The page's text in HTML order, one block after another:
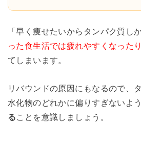
「早く痩せたいからタンパク質し
った食生活では疲れやすくなった
てしまいます。
リバウンドの原因にもなるので、
水化物のどれかに偏りすぎないよ
る ことを意識しましょう。